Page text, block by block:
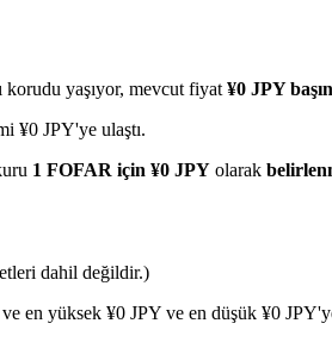
metaller ve emtia türevleri
korudu yaşıyor, mevcut fiyat ¥0 JPY
¥0 JPY'ye ulaştı.
1 FOFAR için ¥0 JPY olarak
dahil değildir.)
en yüksek ¥0 JPY ve en düşük ¥0